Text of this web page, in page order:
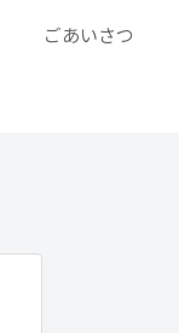
ごあいさつ